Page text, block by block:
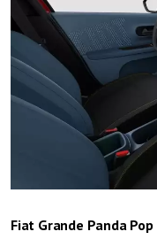
Fiat Grande Panda Pop